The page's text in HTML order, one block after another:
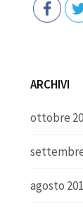
ARCHIVI
ottobre
agosto